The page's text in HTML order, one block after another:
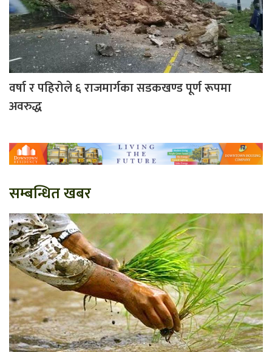
वर्षा र पहिरोले ६ राजमार्गका सडकखण्ड पूर्ण रूपमा
अवरुद्ध
सम्बन्धित खबर